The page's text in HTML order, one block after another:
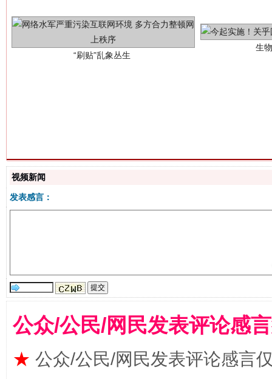
视频新闻
发表感言：
公众/公民/网民发表评论感
★ 公众/公民/网民发表评论感言